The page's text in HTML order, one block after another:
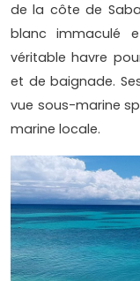
de la côte de
blanc immaculé
véritable havre
et de baignade.
vue sous-marine
marine locale.